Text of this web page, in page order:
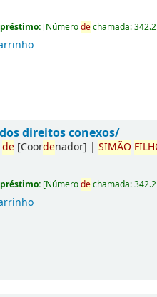
[Númerodechamada:
direitos conexos/
de [Coordenador] |SIMÃO
[Númerodechamada: